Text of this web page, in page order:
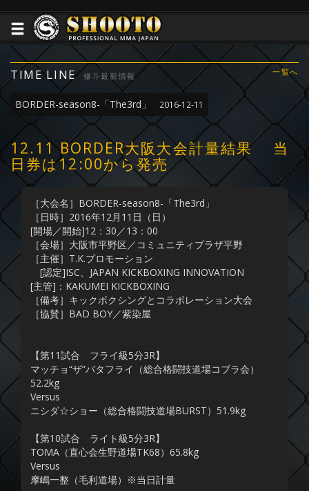
TIME LINE 修斗最新情報 一覧へ
BORDER-season8-「The3rd」 2016-12-11
12.11 BORDER大阪大会計量結果 当
日券は12:00から発売
［大会名］BORDER-season8-「The3rd」
［日時］2016年12月11日（日）
[開場／開始]12：30／13：00
［会場］大阪市平野区／コミュニティプラザ平野
［主催］T.K.プロモーション
[認定]ISC、JAPAN KICKBOXING INNOVATION
[主管]：KAKUMEI KICKBOXING
［備考］キックボクシングとコラボレーション大会
［協賛］BAD BOY／紫染屋
【第11試合 フライ級5分3R】
マッチョ“ザ”バタフライ（総合格闘技道場コブラ会）
52.2kg
Versus
ニシダ☆ショー（総合格闘技道場BURST）51.9kg
【第10試合 ライト級5分3R】
TOMA（直心会生野道場TK68）65.8kg
Versus
摩嶋一整（毛利道場）※当日計量